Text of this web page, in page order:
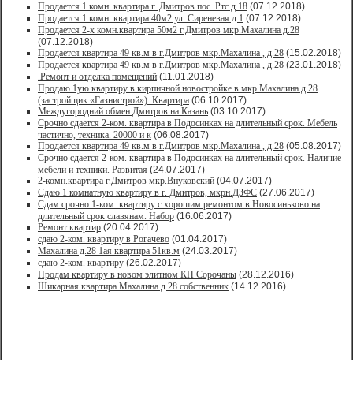
Продается 1 комн. квартира г. Дмитров пос. Ртс д.18 (07.12.2018)
Продается 1 комн. квартира 40м2 ул. Сиреневая д.1 (07.12.2018)
Продается 2-х комн.квартира 50м2 г.Дмитров мкр.Махалина д.28
(07.12.2018)
Продается квартира 49 кв.м в г.Дмитров мкр.Махалина , д.28 (15.02.2018)
Продается квартира 49 кв.м в г.Дмитров мкр.Махалина , д.28 (23.01.2018)
.Ремонт и отделка помещений (11.01.2018)
Продаю 1ую квартиру в кирпичной новостройке в мкр.Махалина д.28
(застройщик «Газнистрой»). Квартира (06.10.2017)
Междугородний обмен Дмитров на Казань (03.10.2017)
Срочно сдается 2-ком. квартира в Подосинках на длительный срок. Мебель
частично, техника. 20000 и к (06.08.2017)
Продается квартира 49 кв.м в г.Дмитров мкр.Махалина , д.28 (05.08.2017)
Срочно сдается 2-ком. квартира в Подосинках на длительный срок. Наличие
мебели и техники. Развитая (24.07.2017)
2-комн.квартира г.Дмитров мкр.Внуковский (04.07.2017)
Сдаю 1 комнатную квартиру в г. Дмитров, мкрн.ДЗФС (27.06.2017)
Сдам срочно 1-ком. квартиру с хорошим ремонтом в Новосиньково на
длительный срок славянам. Набор (16.06.2017)
Ремонт квартир (20.04.2017)
сдаю 2-ком. квартиру в Рогачево (01.04.2017)
Махалина д.28 1ая квартира 51кв.м (24.03.2017)
сдаю 2-ком. квартиру (26.02.2017)
Продам квартиру в новом элитном КП Сорочаны (28.12.2016)
Шикарная квартира Махалина д.28 собственник (14.12.2016)